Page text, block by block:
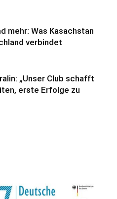
mehr: Was Kasachstan
verbindet
„Unser Club schafft
erste Erfolge zu